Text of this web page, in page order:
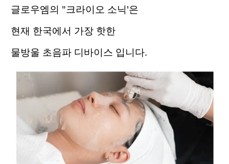
글로우엠의 "크라이오 소닉'은
현재 한국에서 가장 핫한
물방울 초음파 디바이스 입니다.